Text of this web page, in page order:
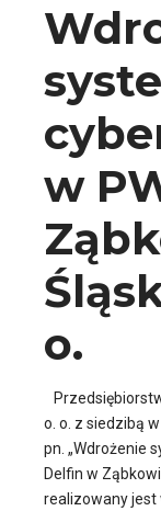
w
o.
o. o. z siedzibą
pn. „Wdrożenie
Delfin w
realizowany jest